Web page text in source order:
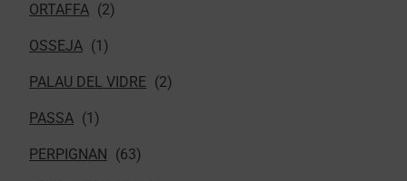
ORTAFFA
OSSEJA
PALAU DEL VIDRE
PASSA
PERPIGNAN